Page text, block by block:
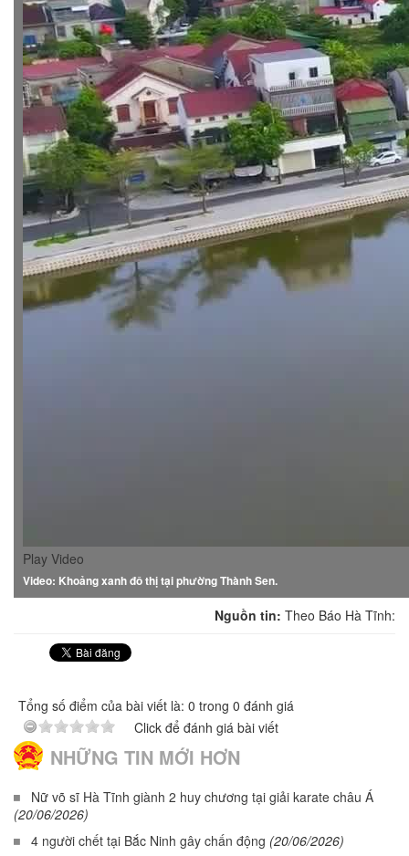
Play Video
Video: Khoảng xanh đô thị tại phường Thành Sen.
Nguồn tin: Theo Báo Hà Tĩnh:
Tổng số điểm của bài viết là: 0 trong 0 đánh giá
Click để đánh giá bài viết
NHỮNG TIN MỚI HƠN
Nữ võ sĩ Hà Tĩnh giành 2 huy chương tại giải karate châu Á
(20/06/2026)
4 người chết tại Bắc Ninh gây chấn động (20/06/2026)